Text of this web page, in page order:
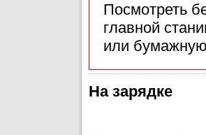
Посмотреть
главной
или
На зарядке